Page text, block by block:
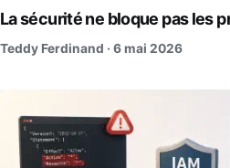
La sécurité ne bloque pas les
Teddy Ferdinand · 6 mai 2026